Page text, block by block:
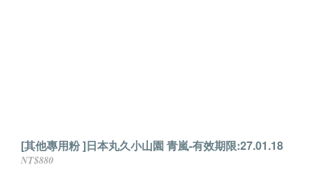
[其他專用粉 ]日本丸久小山園 青嵐-有效期限:27.01.18
NT$880